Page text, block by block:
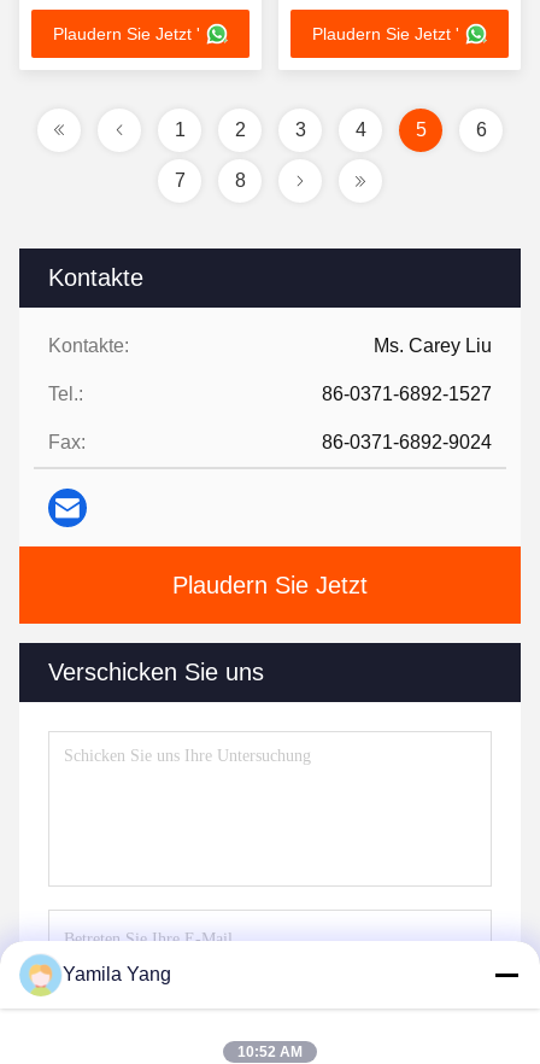
Kontakte
Kontakte: Ms. Carey Liu
Tel.: 86-0371-6892-1527
Fax: 86-0371-6892-9024
Plaudern Sie Jetzt
Verschicken Sie uns
Senden Sie
40bar PN6-PN40 in
anspruchsvollen
industriellen
Plaudern Sie Jetzt '
Gewindeverbindung
Prüfdruck 1,5 Mal
Arbeitsdruck
Plaudern Sie Jetzt '
1 2 3 4 5 6
7 8
Yamila Yang
10:52 AM